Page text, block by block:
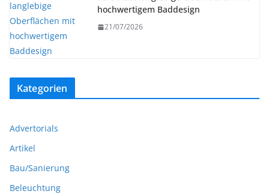
hochwertigem Baddesign
21/07/2026
Kategorien
Advertorials
Artikel
Bau/Sanierung
Beleuchtung